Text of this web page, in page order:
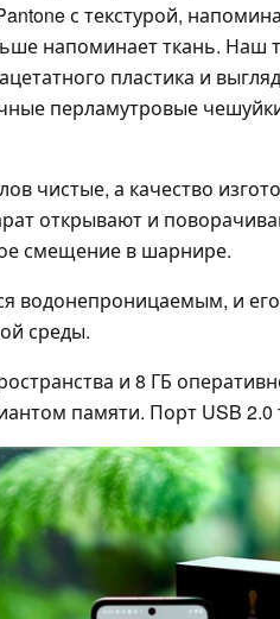
с текстурой,
напоминает ткань. Наш
пластика и
перламутровые
чистые, а качество
открывают и
смещение в шарнире.
водонепроницаемым, и
среды.
и 8 ГБ
памяти. Порт USB